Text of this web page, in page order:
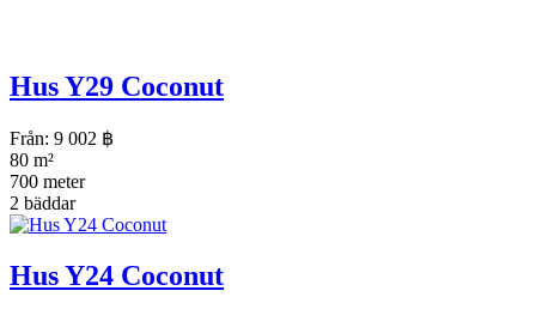
Hus Y29 Coconut
Från: 9 002 ฿
80 m²
700 meter
2 bäddar
Hus Y24 Coconut